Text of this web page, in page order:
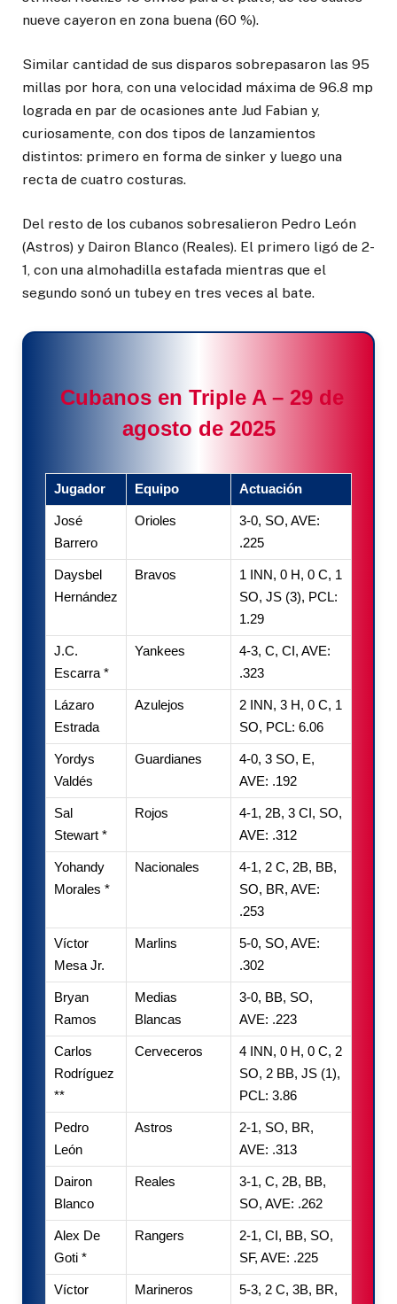
nueve cayeron en zona buena (60 %).
Similar cantidad de sus disparos sobrepasaron las 95
millas por hora, con una velocidad máxima de 96.8 mp
lograda en par de ocasiones ante Jud Fabian y,
curiosamente, con dos tipos de lanzamientos
distintos: primero en forma de sinker y luego una
recta de cuatro costuras.
Del resto de los cubanos sobresalieron Pedro León
(Astros) y Dairon Blanco (Reales). El primero ligó de 2-
1, con una almohadilla estafada mientras que el
segundo sonó un tubey en tres veces al bate.
Cubanos en Triple A – 29 de
agosto de 2025
Jugador Equipo Actuación
José
Barrero
Orioles
3-0, SO, AVE:
.225
Daysbel
Hernández
Bravos
1 INN, 0 H, 0 C, 1
SO, JS (3), PCL:
1.29
J.C.
Escarra *
Yankees
4-3, C, CI, AVE:
.323
Lázaro
Estrada
Azulejos
2 INN, 3 H, 0 C, 1
SO, PCL: 6.06
Yordys
Valdés
Guardianes
4-0, 3 SO, E,
AVE: .192
Sal
Stewart *
Rojos
4-1, 2B, 3 CI, SO,
AVE: .312
Yohandy
Morales *
Nacionales
4-1, 2 C, 2B, BB,
SO, BR, AVE:
.253
Víctor
Mesa Jr.
Marlins
5-0, SO, AVE:
.302
Bryan
Ramos
Medias
Blancas
3-0, BB, SO,
AVE: .223
Carlos
Rodríguez
**
Cerveceros
4 INN, 0 H, 0 C, 2
SO, 2 BB, JS (1),
PCL: 3.86
Pedro
León
Astros
2-1, SO, BR,
AVE: .313
Dairon
Blanco
Reales
3-1, C, 2B, BB,
SO, AVE: .262
Alex De
Goti *
Rangers
2-1, CI, BB, SO,
SF, AVE: .225
Víctor
Marineros
5-3, 2 C, 3B, BR,